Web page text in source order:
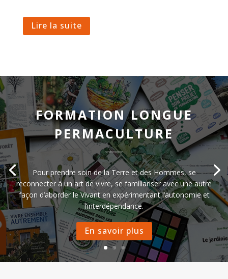
Lire la suite
FORMATION LONGUE
PERMACULTURE
Pour prendre soin de la Terre et des Hommes, se
reconnecter à un art de vivre, se familiariser avec une autre
façon d’aborder le Vivant en expérimentant l’autonomie et
l’interdépendance.
En savoir plus